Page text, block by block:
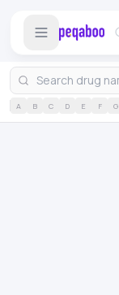
A B C D E F G